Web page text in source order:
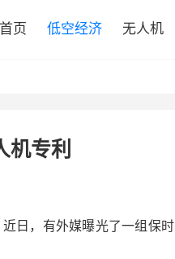
首页 低空经济 无人机
机专利
日，有外媒曝光了一组保时